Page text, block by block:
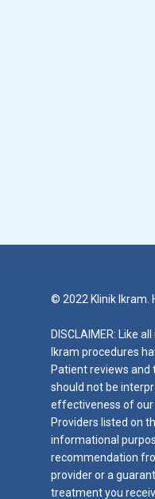
© 2022 Klinik Ikram.
DISCLAIMER: Like
Ikram procedures
Patient reviews and
should not be
effectiveness of
Providers listed on
informational
recommendation
provider or a
treatment you